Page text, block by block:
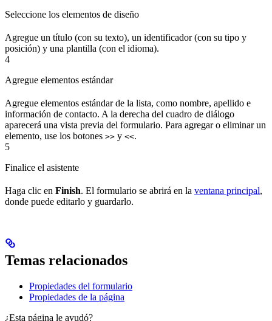
Seleccione los elementos de diseño
Agregue un título (con su texto), un identificador (con su tipo y
posición) y una plantilla (con el idioma).
4
Agregue elementos estándar
Agregue elementos estándar de la lista, como nombre, apellido e
información de contacto. A la derecha del cuadro de diálogo
aparecerá una vista previa del formulario. Para agregar o eliminar un
elemento, use los botones >> y <<.
5
Finalice el asistente
Haga clic en Finish. El formulario se abrirá en la ventana principal,
donde puede editarlo y guardarlo.
Temas relacionados
Propiedades del formulario
Propiedades de la página
¿Esta página le ayudó?